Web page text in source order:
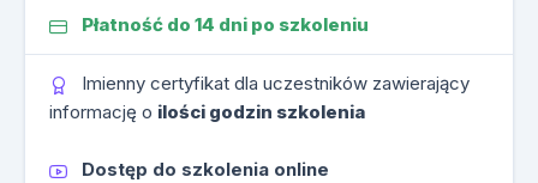
Płatność do 14 dni po szkoleniu
Imienny certyfikat dla uczestników zawierający
informację o ilości godzin szkolenia
Dostęp do szkolenia online